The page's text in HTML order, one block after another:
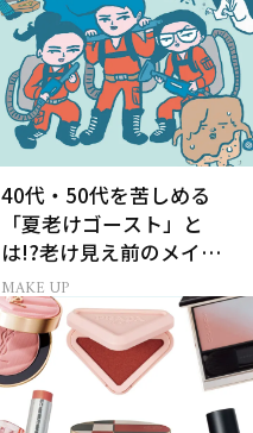
40代・50代を苦しめる
「夏老けゴースト」と
は!?老け見え前のメイク
くずれ＆くすみ対策
MAKE UP